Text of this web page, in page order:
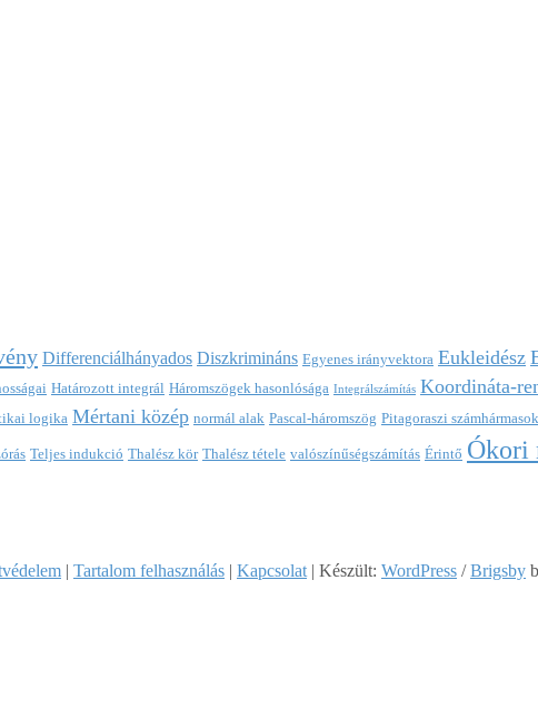
Differenciálhányados Diszkrimináns Egyenes irányvektora Eukleidész
Határozott integrál Háromszögek hasonlósága Integrálszámítás Koordináta-
logika Mértani közép normál alak Pascal-háromszög Pitagoraszi számhármasok
Teljes indukció Thalész kör Thalész tétele valószínűségszámítás Érintő Ókori
| Tartalom felhasználás | Kapcsolat | Készült: WordPress /Brigsby